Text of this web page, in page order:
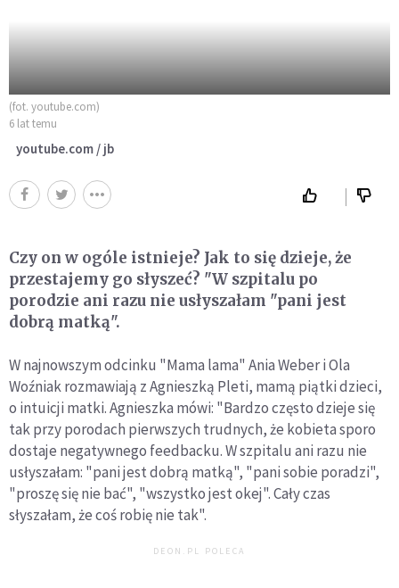
(fot. youtube.com)
6 lat temu
youtube.com / jb
Czy on w ogóle istnieje? Jak to się dzieje, że
przestajemy go słyszeć? "W szpitalu po
porodzie ani razu nie usłyszałam "pani jest
dobrą matką".
W najnowszym odcinku "Mama lama" Ania Weber i Ola
Woźniak rozmawiają z Agnieszką Pleti, mamą piątki dzieci,
o intuicji matki. Agnieszka mówi: "Bardzo często dzieje się
tak przy porodach pierwszych trudnych, że kobieta sporo
dostaje negatywnego feedbacku. W szpitalu ani razu nie
usłyszałam: "pani jest dobrą matką", "pani sobie poradzi",
"proszę się nie bać", "wszystko jest okej". Cały czas
słyszałam, że coś robię nie tak".
DEON.PL POLECA